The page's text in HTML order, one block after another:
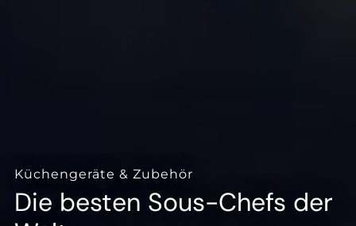
Küchengeräte & Zubehör
Die besten Sous-Chefs der